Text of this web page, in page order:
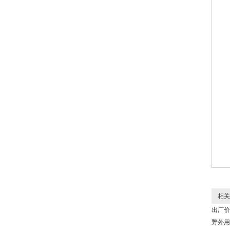
相关
出厂
野外